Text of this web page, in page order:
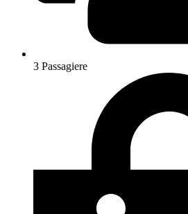
3 Passagiere